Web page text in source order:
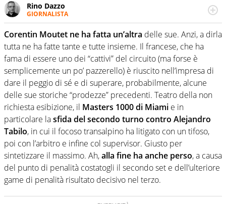
Rino Dazzo
GIORNALISTA
Se mai ci fosse modo di traslare il glossario del calcio in
una nicchia di esperti, lui ne farebbe parte. Non si perde
una svista arbitrale né gli umori social del mondo delle
curve
Corentin Moutet ne ha fatta un’altra delle sue. Anzi, a dirla
tutta ne ha fatte tante e tutte insieme. Il francese, che ha
fama di essere uno dei “cattivi” del circuito (ma forse è
semplicemente un po’ pazzerello) è riuscito nell’impresa di
dare il peggio di sé e di superare, probabilmente, alcune
delle sue storiche “prodezze” precedenti. Teatro della non
richiesta esibizione, il Masters 1000 di Miami e in
particolare lasfida del secondo turno contro Alejandro
Tabilo, in cui il focoso transalpino ha litigato con un tifoso,
poi con l’arbitro e infine col supervisor. Giusto per
sintetizzare il massimo. Ah,alla fine ha anche perso, a causa
del punto di penalità costatogli il secondo set e dell’ulteriore
game di penalità risultato decisivo nel terzo.